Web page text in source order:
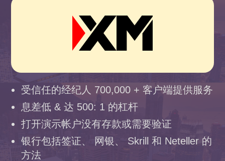
受信任的经纪人 700,000 + 客户端提供服务
息差低 & 达 500: 1 的杠杆
打开演示帐户没有存款或需要验证
银行包括签证、 网银、 Skrill 和 Neteller 的
方法